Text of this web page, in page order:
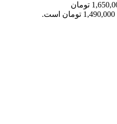
قیمت اصلی 1,650,000 تومان